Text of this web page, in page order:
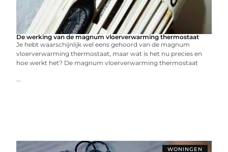
De werking van de magnum vloerverwarming thermostaat
Je hebt waarschijnlijk wel eens gehoord van de magnum
vloerverwarming thermostaat, maar wat is het nu precies en
hoe werkt het? De magnum vloerverwarming thermostaat
...
WONINGEN